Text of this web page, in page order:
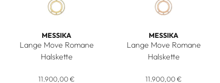
MESSIKA
Lange Move Romane
Halskette
11.900,00 €
MESSIKA
Lange Move Romane
Halskette
11.900,00 €